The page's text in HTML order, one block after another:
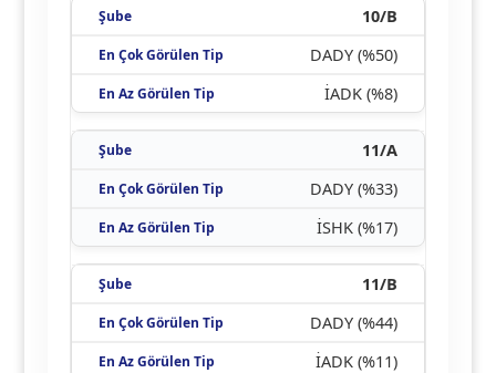
10/B
DADY (%50)
İADK (%8)
11/A
DADY (%33)
İSHK (%17)
11/B
DADY (%44)
İADK (%11)